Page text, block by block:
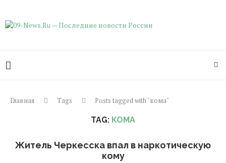
Главная Tags Posts tagged with "кома"
TAG: КОМА
Житель Черкесска впал в наркотическую
кому